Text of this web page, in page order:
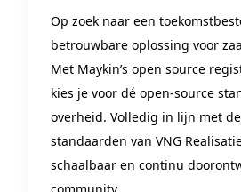
Op zoek naar een
betrouwbare oplossing voor
Met Maykin’s open source
kies je voor dé open-source
overheid. Volledig in lijn met de
standaarden van VNG
schaalbaar en continu